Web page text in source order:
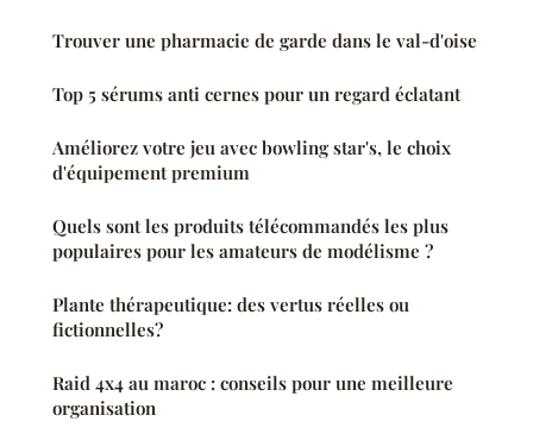
Trouver une pharmacie de garde dans le val-d'oise
Top 5 sérums anti cernes pour un regard éclatant
Améliorez votre jeu avec bowling star's, le choix
d'équipement premium
Quels sont les produits télécommandés les plus
populaires pour les amateurs de modélisme ?
Plante thérapeutique: des vertus réelles ou
fictionnelles?
Raid 4x4 au maroc : conseils pour une meilleure
organisation